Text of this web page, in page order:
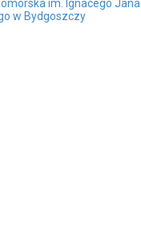
im. Ignacego Jana
w Bydgoszczy